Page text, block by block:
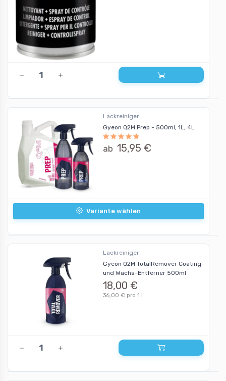
Lackreiniger
Gyeon Q2M Prep - 500ml, 1L, 4L
ab 15,95 €
Variante wählen
Lackreiniger
Gyeon Q2M TotalRemover Coating-
und Wachs-Entferner 500ml
18,00 €
36,00 € pro 1 l